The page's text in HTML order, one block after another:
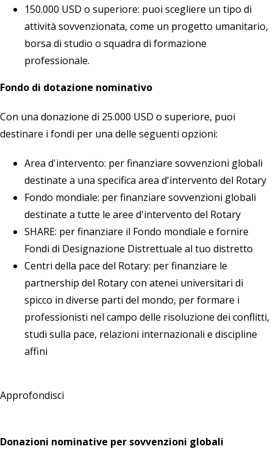
150.000 USD o superiore: puoi scegliere un tipo di
attività sovvenzionata, come un progetto umanitario,
borsa di studio o squadra di formazione
professionale.
Fondo di dotazione nominativo
Con una donazione di 25.000 USD o superiore, puoi
destinare i fondi per una delle seguenti opzioni:
Area d'intervento: per finanziare sovvenzioni globali
destinate a una specifica area d'intervento del Rotary
Fondo mondiale: per finanziare sovvenzioni globali
destinate a tutte le aree d'intervento del Rotary
SHARE: per finanziare il Fondo mondiale e fornire
Fondi di Designazione Distrettuale al tuo distretto
Centri della pace del Rotary: per finanziare le
partnership del Rotary con atenei universitari di
spicco in diverse parti del mondo, per formare i
professionisti nel campo delle risoluzione dei conflitti,
studi sulla pace, relazioni internazionali e discipline
affini
Approfondisci
Donazioni nominative per sovvenzioni globali